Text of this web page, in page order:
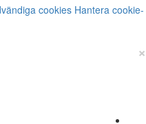
cookies Hantera cookie-
×